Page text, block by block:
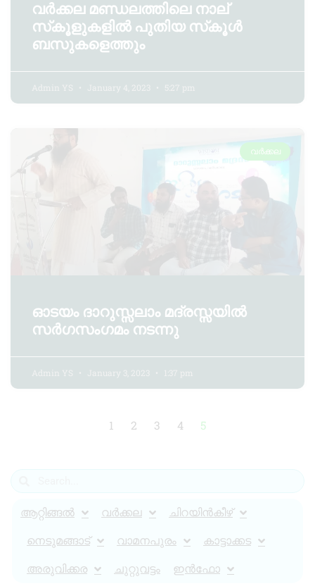
വര്‍ക്കല മണ്ഡലത്തിലെ നാല്
സ്‌കൂളുകളില്‍ പുതിയ സ്‌കൂള്‍
ബസുകളെത്തും
Admin YS January 4, 2023 5:27 pm
വർക്കല
ഓടയം ദാറുസ്സലാം മദ്രസ്സയിൽ
സർഗസംഗമം നടന്നു
Admin YS January 3, 2023 1:37 pm
1 2 3 4 5
ആറ്റിങ്ങൽ വർക്കല ചിറയിൻകീഴ്
നെടുമങ്ങാട് വാമനപുരം കാട്ടാക്കട
അരുവിക്കര ചുറ്റുവട്ടം ഇൻഫോ